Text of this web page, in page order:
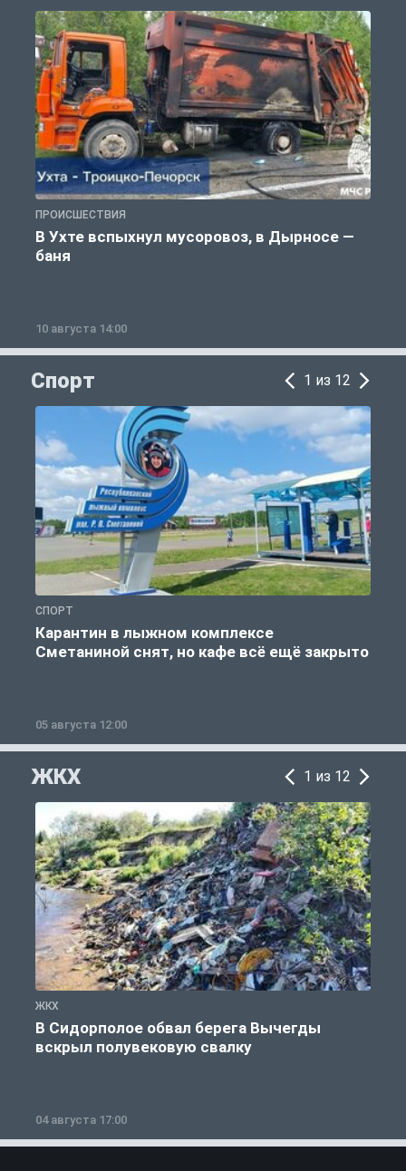
ПРОИСШЕСТВИЯ
В Ухте вспыхнул мусоровоз, в Дырносе —
баня
10 августа 14:00
Спорт 1 из 12
СПОРТ
Карантин в лыжном комплексе
Сметаниной снят, но кафе всё ещё закрыто
05 августа 12:00
ЖКХ 1 из 12
ЖКХ
В Сидорполое обвал берега Вычегды
вскрыл полувековую свалку
04 августа 17:00